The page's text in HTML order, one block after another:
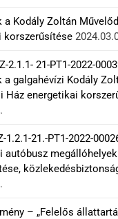
a Kodály Zoltán
korszerűsítése
2.1.1- 21-PT1-2022-
a galgahévízi Kodály
Ház energetikai
1.2.1-21.-PT1-2022-
autóbusz megállóhelyek
– „Felelős